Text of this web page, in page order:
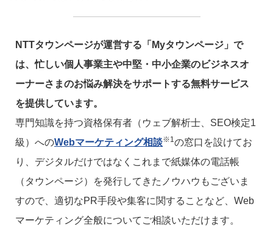
NTTタウンページが運営する「Myタウンページ」で
は、忙しい個人事業主や中堅・中小企業のビジネスオ
ーナーさまのお悩み解決をサポートする無料サービス
を提供しています。
専門知識を持つ資格保有者（ウェブ解析士、SEO検定1
級）へのWebマーケティング相談※1の窓口を設けてお
り、デジタルだけではなくこれまで紙媒体の電話帳
（タウンページ）を発行してきたノウハウもございま
すので、適切なPR手段や集客に関することなど、Web
マーケティング全般についてご相談いただけます。